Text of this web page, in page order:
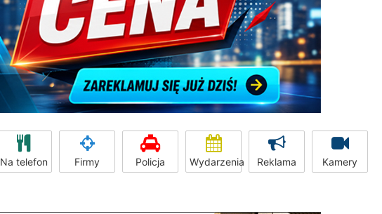
Na telefon Firmy Policja Wydarzenia Reklama Kamery